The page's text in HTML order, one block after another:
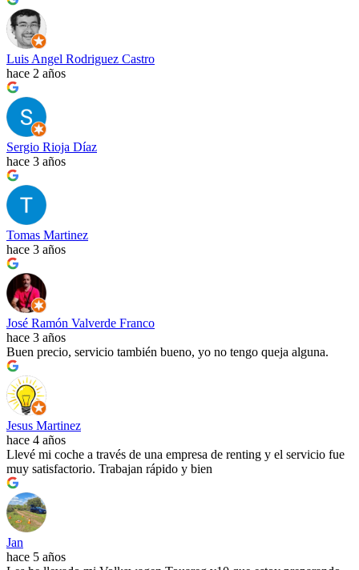
Luis Angel Rodriguez Castro
hace 2 años
Sergio Rioja Díaz
hace 3 años
Tomas Martinez
hace 3 años
José Ramón Valverde Franco
hace 3 años
Buen precio, servicio también bueno, yo no tengo queja alguna.
Jesus Martinez
hace 4 años
Llevé mi coche a través de una empresa de renting y el servicio fue
muy satisfactorio. Trabajan rápido y bien
Jan
hace 5 años